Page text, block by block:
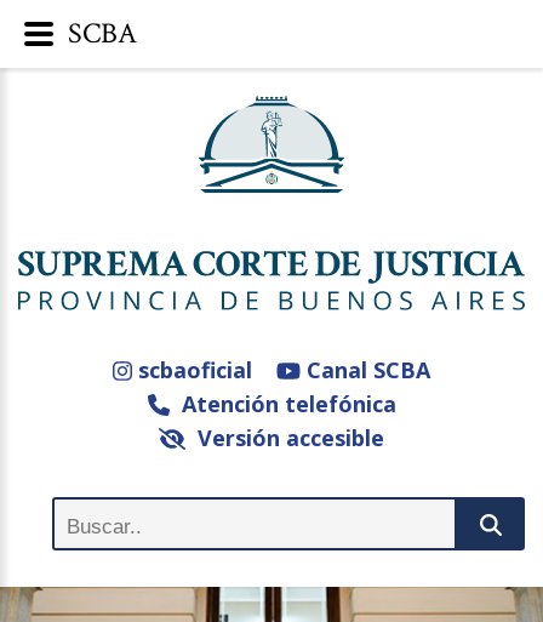
scbaoficial
Canal SCBA
Atención telefónica
Versión accesible
SCBA